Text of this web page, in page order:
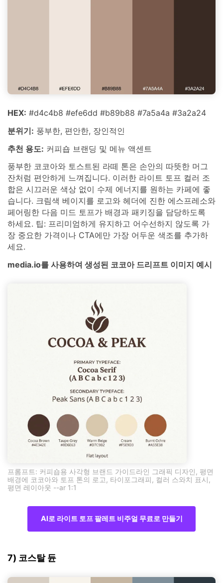
HEX: #d4c4b8 #efe6dd #b89b88 #7a5a4a #3a2a24
분위기: 풍부한, 편안한, 장인적인
추천 용도: 커피숍 브랜딩 및 메뉴 액센트
풍부한 코코아와 토스트된 라떼 톤은 손안의 따뜻한 머그
잔처럼 편안하게 느껴집니다. 이러한 라이트 토프 컬러 조
합은 시끄러운 색상 없이 수제 에너지를 원하는 카페에 좋
습니다. 크림색 베이지를 로고와 헤더에 진한 에스프레소와
페어링한 다음 미드 토프가 배경과 패키징을 담당하도록
하세요. 팁: 프리미엄하게 유지하고 어수선하지 않도록 가
장 중요한 가격이나 CTA에만 가장 어두운 색조를 추가하
세요.
media.io를 사용하여 생성된 코코아 드리프트 이미지 예시
프롬프트: 커피숍용 사각형 브랜드 가이드라인 그래픽 디자인, 평면
배경에 코코아와 토프 톤의 로고, 타이포그래피, 컬러 스와치 표시,
평면 레이아웃 --ar 1:1
AI로 라이트 토프 팔레트 비주얼 무료로 만들기
7) 코스탈 듄